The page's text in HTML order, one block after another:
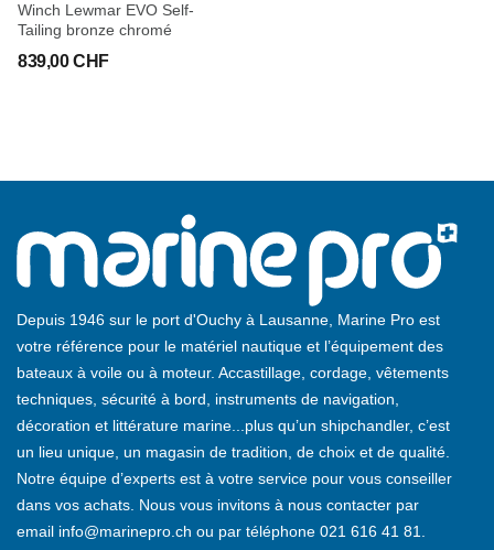
Winch Lewmar EVO Self-
Tailing bronze chromé
839,00 CHF
Depuis 1946 sur le port d'Ouchy à Lausanne, Marine Pro est
votre référence pour le matériel nautique et l’équipement des
bateaux à voile ou à moteur. Accastillage, cordage, vêtements
techniques, sécurité à bord, instruments de navigation,
décoration et littérature marine...plus qu’un shipchandler, c’est
un lieu unique, un magasin de tradition, de choix et de qualité.
Notre équipe d’experts est à votre service pour vous conseiller
dans vos achats. Nous vous invitons à nous contacter par
email info@marinepro.ch ou par téléphone 021 616 41 81